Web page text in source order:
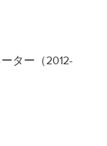
ター（2012-